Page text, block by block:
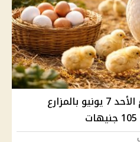
تراجع أسعار الدواجن اليوم الأحد 7 يونيو بالمزارع